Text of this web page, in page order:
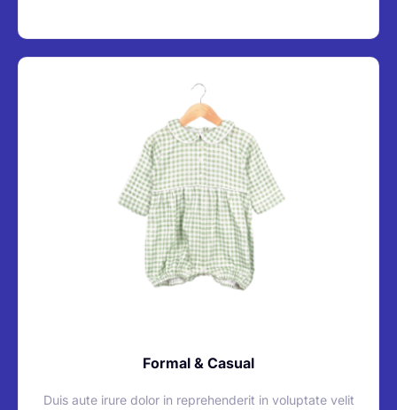
Formal & Casual
Duis aute irure dolor in reprehenderit in voluptate velit